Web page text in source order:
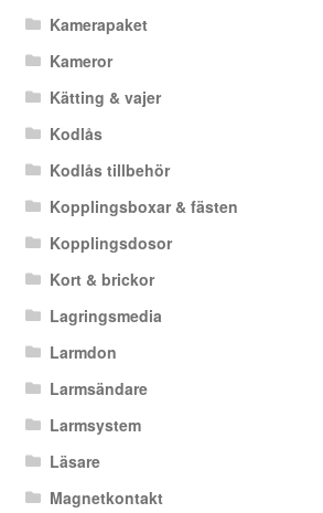
Kamerapaket
Kameror
Kätting & vajer
Kodlås
Kodlås tillbehör
Kopplingsboxar & fästen
Kopplingsdosor
Kort & brickor
Lagringsmedia
Larmdon
Larmsändare
Larmsystem
Läsare
Magnetkontakt